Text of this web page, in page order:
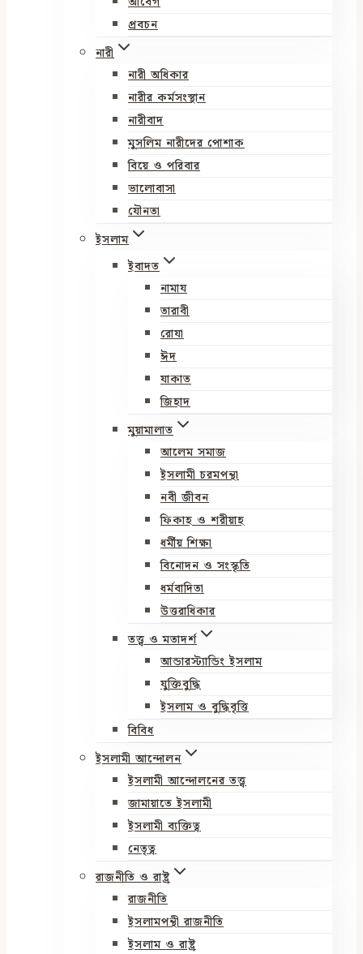
প্রবচন
নারী
নারী অধিকার
নারীর কর্মসংস্থান
নারীবাদ
মুসলিম নারীদের পোশাক
বিয়ে ও পরিবার
ভালোবাসা
যৌনতা
ইসলাম
ইবাদত
নামায
তারাবী
রোযা
ঈদ
যাকাত
জিহাদ
মুয়ামালাত
আলেম সমাজ
ইসলামী চরমপন্থা
নবী জীবন
ফিকাহ ও শরীয়াহ
ধর্মীয় শিক্ষা
বিনোদন ও সংস্কৃতি
ধর্মবাদিতা
উত্তরাধিকার
তত্ত্ব ও মতাদর্শ
আন্ডারস্ট্যান্ডিং ইসলাম
যুক্তিবুদ্ধি
ইসলাম ও বুদ্ধিবৃত্তি
বিবিধ
ইসলামী আন্দোলন
ইসলামী আন্দোলনের তত্ত্ব
জামায়াতে ইসলামী
ইসলামী ব্যক্তিত্ব
নেতৃত্ব
রাজনীতি ও রাষ্ট্র
রাজনীতি
ইসলামপন্থী রাজনীতি
ইসলাম ও রাষ্ট্র